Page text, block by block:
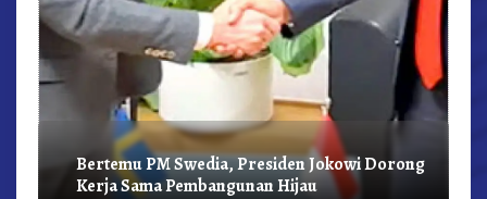
Bertemu PM Swedia, Presiden Jokowi Dorong
Kerja Sama Pembangunan Hijau